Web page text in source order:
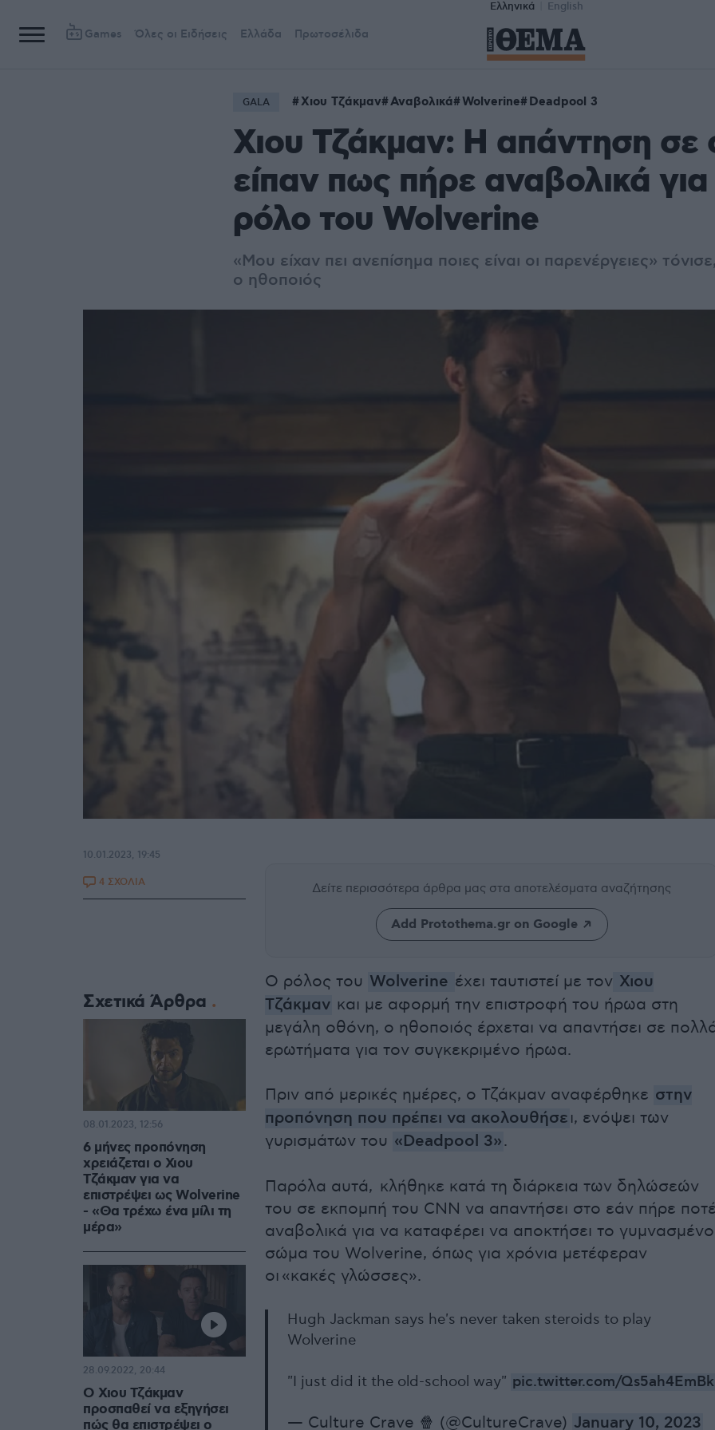
Ελληνικά English
Games Όλες οι Ειδήσεις Ελλάδα Πρωτοσέλιδα
GALA Χιου Τζάκμαν Αναβολικά Wolverine Deadpool 3
Χιου Τζάκμαν: Η απάντηση σε
είπαν πως πήρε αναβολικά
ρόλο του Wolverine
«Μου είχαν πει ανεπίσημα ποιες είναι οι παρενέργειες»
ο ηθοποιός
Δείτε περισσότερα άρθρα μας στα αποτελέσματα αναζήτησης
Add Protothema.gr on Google
Ο ρόλος του Wolverine έχει ταυτιστεί με τον Χιου
Τζάκμαν και με αφορμή την επιστροφή του ήρωα στη
μεγάλη οθόνη, ο ηθοποιός έρχεται να απαντήσει σε
ερωτήματα για τον συγκεκριμένο ήρωα.
Πριν από μερικές ημέρες, ο Τζάκμαν αναφέρθηκε στην
προπόνηση που πρέπει να ακολουθήσε ι, ενόψει των
γυρισμάτων του «Deadpool 3».
Παρόλα αυτά, κλήθηκε κατά τη διάρκεια των δηλώσεών
του σε εκπομπή του CNN να απαντήσει στο εάν πήρε
αναβολικά για να καταφέρει να αποκτήσει το γυμνασμένο
σώμα του Wolverine, όπως για χρόνια μετέφεραν
οι «κακές γλώσσες».
Hugh Jackman says he's never taken steroids to play
Wolverine
"I just did it the old-school way" pic.twitter.com/Qs5ah4EmBk
— Culture Crave 🍿 (@CultureCrave) January 10, 2023
10.01.2023, 19:45
4 ΣΧΟΛΙΑ
Σχετικά Άρθρα
6 μήνες προπόνηση
χρειάζεται ο Χιου
Τζάκμαν για να
επιστρέψει ως Wolverine
- «Θα τρέχω ένα μίλι τη
μέρα»
08.01.2023, 12:56
Ο Χιου Τζάκμαν
προσπαθεί να εξηγήσει
πώς θα επιστρέψει ο
28.09.2022, 20:44